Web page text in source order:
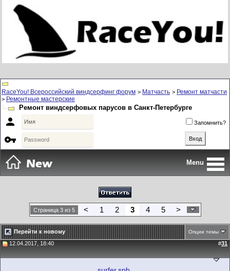
RaceYou! Всероссийский виндсерфинг форум > Матчасть > Ремонт матчасти
> Ремонтные мастерские
Ремонт виндсерфовых парусов в Санкт-Петербурге
 Запомнить?

Menu
Страница 3 из 5 < 1 2 3 4 5 >
Перейти к новому Опции темы
12.04.2017, 18:40 #31